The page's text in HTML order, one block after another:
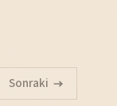
Sonraki